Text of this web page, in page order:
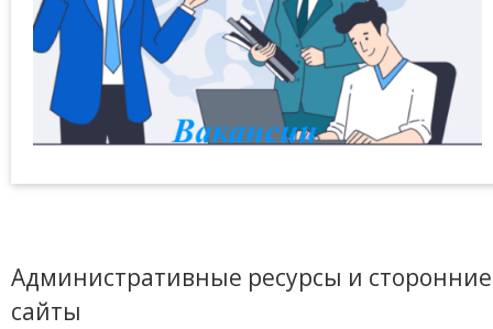
Административные ресурсы и сторонние
сайты